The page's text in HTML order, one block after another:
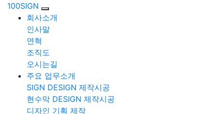
100SIGN
회사소개
인사말
연혁
조직도
오시는길
주요 업무소개
SIGN DESIGN 제작시공
현수막 DESIGN 제작시공
디자인 기획 제작